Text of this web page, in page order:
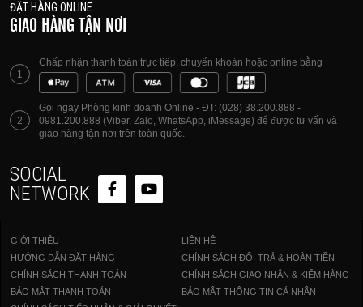
ĐẶT HÀNG ONLINE
GIAO HÀNG TẬN NƠI
1
Chấp nhận thanh toán trực tiếp, chuyển khoản hoặc online bằng
2
Gọi ngay Phòng kinh doanh Online - ĐT: (028) 38.200.888 -
0981.200.888 (Viber, Zalo, WhatsApp, iMessage) để được tư vấn và
giao hàng tận nơi trên toàn quốc.
SOCIAL
NETWORK
GIỚI THIỆU
LIÊN HỆ
HƯỚNG DẪN ĐẶT HÀNG
CHÍNH SÁCH ĐỔI TRẢ & HOÀN TIỀN
CHÍNH SÁCH THANH TOÁN
CHÍNH SÁCH GIAO NHẬN & KIỂM HÀNG
BẢO MẬT THANH TOÁN
BẢO MẬT THÔNG TIN CÁ NHÂN